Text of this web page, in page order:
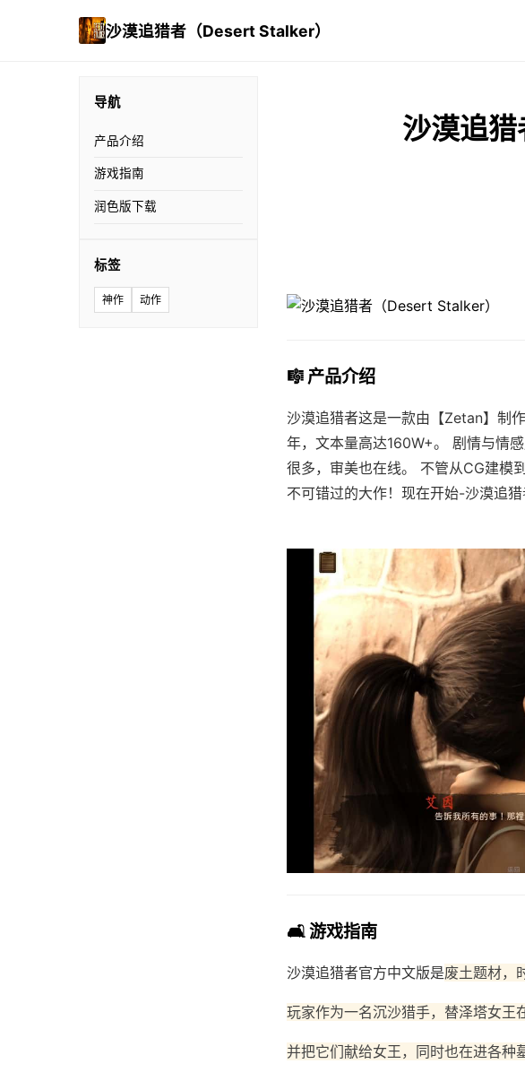
沙漠追猎者（Desert Stalker）
导航
产品介绍
游戏指南
润色版下载
标签
神作 动作
沙漠追
🎼 产品介绍
沙漠追猎者这是一款由【Zetan】制
年，文本量高达160W+。 剧情与情
很多，审美也在线。 不管从CG建模
不可错过的大作！现在开始-沙漠追
🛋️ 游戏指南
沙漠追猎者官方中文版是废土题材，
玩家作为一名沉沙猎手，替泽塔女王
并把它们献给女王，同时也在进各种